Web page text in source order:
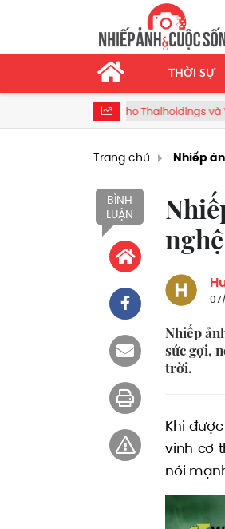
THỜI SỰ
và Vingroup? Tài
Trang chủ Nhiếp
BÌNH
LUẬN
Nhiếp
sức gợi,
trời.
Khi
vinh cơ
nói